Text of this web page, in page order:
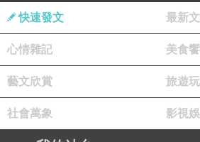
這些建議有助於您找到一位可
的顧問，他們將成為您創業旅
伴，幫助您實現成功的開公司計
要獲得當地
台北會計師推薦
素：
首先，財務資料的整潔和準確
快速發文 最新
心情雜記 美食
藝文欣賞 旅遊
社會萬象 影視